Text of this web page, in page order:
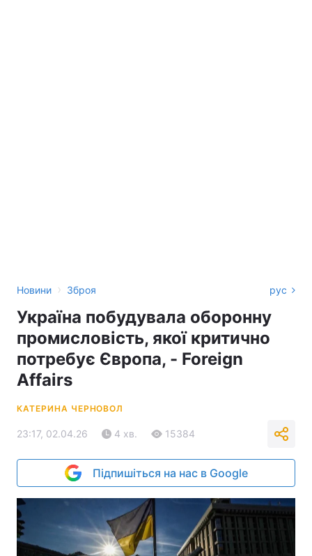
Новини › Зброя рус
Україна побудувала оборонну
промисловість, якої критично
потребує Європа, - Foreign
Affairs
КАТЕРИНА ЧЕРНОВОЛ
23:17, 02.04.26 4 хв. 15384
Підпишіться на нас в Google